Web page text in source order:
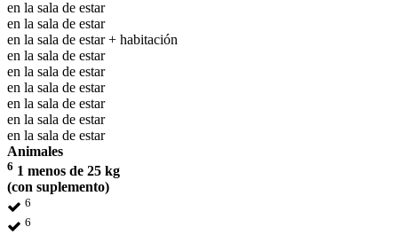
en la sala de estar
en la sala de estar
en la sala de estar + habitación
en la sala de estar
en la sala de estar
en la sala de estar
en la sala de estar
en la sala de estar
en la sala de estar
Animales
6 1 menos de 25 kg
(con suplemento)
6
6